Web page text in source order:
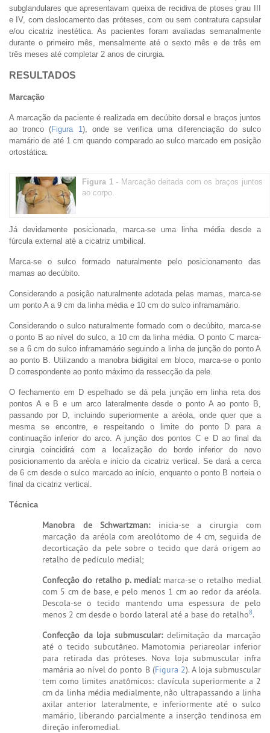
subglandulares que apresentavam queixa de recidiva de ptoses grau III
e IV, com deslocamento das próteses, com ou sem contratura capsular
e/ou cicatriz inestética. As pacientes foram avaliadas semanalmente
durante o primeiro mês, mensalmente até o sexto mês e de três em
três meses até completar 2 anos de cirurgia.
RESULTADOS
Marcação
A marcação da paciente é realizada em decúbito dorsal e braços juntos
ao tronco (Figura 1 ), onde se verifica uma diferenciação do sulco
mamário de até 1 cm quando comparado ao sulco marcado em posição
ortostática.
Figura 1 - Marcação deitada com os braços juntos
ao corpo.
Já devidamente posicionada, marca-se uma linha média desde a
fúrcula external até a cicatriz umbilical.
Marca-se o sulco formado naturalmente pelo posicionamento das
mamas ao decúbito.
Considerando a posição naturalmente adotada pelas mamas, marca-se
um ponto A a 9 cm da linha média e 10 cm do sulco inframamário.
Considerando o sulco naturalmente formado com o decúbito, marca-se
o ponto B ao nível do sulco, a 10 cm da linha média. O ponto C marca-
se a 6 cm do sulco inframamário seguindo a linha de junção do ponto A
ao ponto B. Utilizando a manobra bidigital em bloco, marca-se o ponto
D correspondente ao ponto máximo da ressecção da pele.
O fechamento em D espelhado se dá pela junção em linha reta dos
pontos A e B e um arco lateralmente desde o ponto A ao ponto B,
passando por D, incluindo superiormente a aréola, onde quer que a
mesma se encontre, e respeitando o limite do ponto D para a
continuação inferior do arco. A junção dos pontos C e D ao final da
cirurgia coincidirá com a localização do bordo inferior do novo
posicionamento da aréola e início da cicatriz vertical. Se dará a cerca
de 6 cm desde o sulco marcado ao início, enquanto o ponto B norteia o
final da cicatriz vertical.
Técnica
Manobra de Schwartzman:inicia-se a cirurgia com
marcação da aréola com areolótomo de 4 cm, seguida de
decorticação da pele sobre o tecido que dará origem ao
retalho de pedículo medial;
Confecção do retalho p. medial:marca-se o retalho medial
com 5 cm de base, e pelo menos 1 cm ao redor da aréola.
Descola-se o tecido mantendo uma espessura de pelo
menos 2 cm desde o bordo lateral até a base do retalho8.
Confecção da loja submuscular:delimitação da marcação
até o tecido subcutâneo. Mamotomia periareolar inferior
para retirada das próteses. Nova loja submuscular infra
mamária ao nível do ponto B (Figura 2). A loja submuscular
tem como limites anatômicos: clavícula superiormente a 2
cm da linha média medialmente, não ultrapassando a linha
axilar anterior lateralmente, e inferiormente até o sulco
mamário, liberando parcialmente a inserção tendinosa em
direção inferomedial.